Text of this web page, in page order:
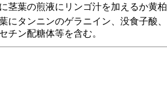
茎葉の煎液にリンゴ汁を加えるか黄
にタンニンのゲラニイン、没食子酸
チン配糖体等を含む。